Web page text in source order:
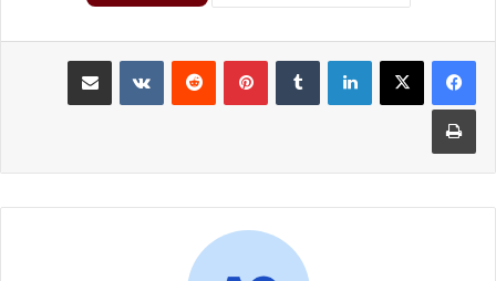
لينكدإن بينتيريست
طباعة